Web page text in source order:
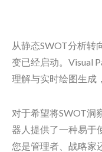
从静态SWOT分析转
变已经启动。Visual
理解与实时绘图生成
对于希望将SWOT洞
器人提供了一种易于
您是管理者、战略家